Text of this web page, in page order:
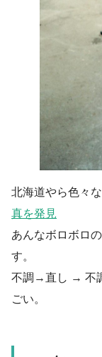
北海道やら色々
真を発見
あんなボロボロ
す。
不調→直し → 不
ごい。